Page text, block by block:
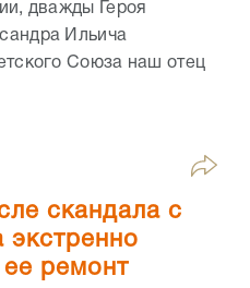
дважды Героя
Ильича
Союза наш отец
скандала с
экстренно
ремонт